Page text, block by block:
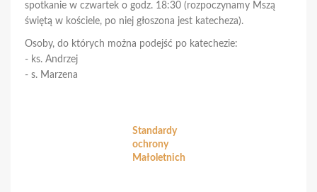
spotkanie w czwartek o godz. 18:30 (rozpoczynamy Mszą
świętą w kościele, po niej głoszona jest katecheza).
Osoby, do których można podejść po katechezie:
- ks. Andrzej
- s. Marzena
Standardy
ochrony
Małoletnich